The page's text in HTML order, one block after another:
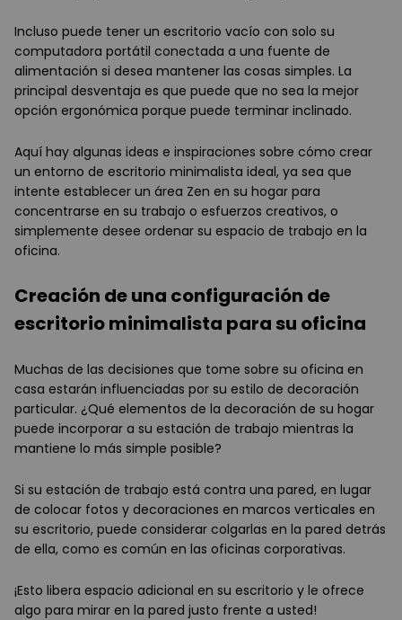
Incluso puede tener un escritorio vacío con solo su
computadora portátil conectada a una fuente de
alimentación si desea mantener las cosas simples. La
principal desventaja es que puede que no sea la mejor
opción ergonómica porque puede terminar inclinado.
Aquí hay algunas ideas e inspiraciones sobre cómo crear
un entorno de escritorio minimalista ideal, ya sea que
intente establecer un área Zen en su hogar para
concentrarse en su trabajo o esfuerzos creativos, o
simplemente desee ordenar su espacio de trabajo en la
oficina.
Creación de una configuración de
escritorio minimalista para su oficina
Muchas de las decisiones que tome sobre su oficina en
casa estarán influenciadas por su estilo de decoración
particular. ¿Qué elementos de la decoración de su hogar
puede incorporar a su estación de trabajo mientras la
mantiene lo más simple posible?
Si su estación de trabajo está contra una pared, en lugar
de colocar fotos y decoraciones en marcos verticales en
su escritorio, puede considerar colgarlas en la pared detrás
de ella, como es común en las oficinas corporativas.
¡Esto libera espacio adicional en su escritorio y le ofrece
algo para mirar en la pared justo frente a usted!